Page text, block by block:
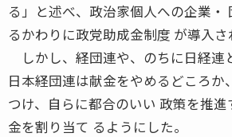
る」と述べ、政治家個人への企業・
るかわりに政党助成金制度 が導入さ
しかし、経団連や、のちに日経連
日本経団連は献金をやめるどころか
つけ、自らに都合のいい 政策を推
金を割り当て るようにした。